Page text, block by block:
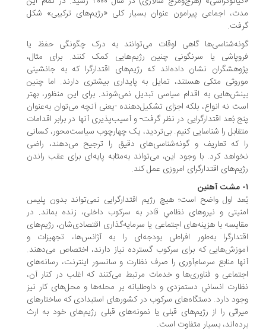
مدت، اجماعی پیرامون عنوان بسیار کلی «رژیم‌های ترکیبی» شکل
گرفت.
گونه‌شناسی‌ها گاهی اوقات می‌توانند به درک چگونگی حفظ یا
فروپاشی یا سرنگونی چنین رژیم‌هایی کمک کنند. برای مثال،
پژوهشگران نشان داده‌اند که رژیم‌های اقتدارگرا که به جانشینی
موروثی متکی هستند، تمایل به پایداری بیشتری دارند. اما چنین
بینش‌هایی به اقدام سیاسی تبدیل نمی‌شوند. برای این منظور، بهتر
است نه انواع، بلکه اجزای تشکیل‌دهنده -یعنی آنچه می‌توان به‌عنوان
پنج بُعد اقتدارگرایی در نظر گرفت- و آسیب‌پذیری آنها در برابر اقدامات
متقابل را شناسایی کنیم. بی‌تردید، یک چهارچوب سیاست‌محور، کسانی
را که تعاریف و گونه‌شناسی‌های دقیق را ترجیح می‌دهند، راضی
نخواهد کرد. با وجود این، می‌تواند به‌مثابه پایه‌ای برای عقب راندن
رژیم‌های اقتدارگرای امروزی عمل کند.
۱- مشت آهنین
بُعد اول واضح است؛ هیچ رژیم اقتدارگرایی نمی‌تواند بدون پلیس
امنیتی و نیروهای نظامیِ قادر به سرکوب داخلی، زنده بماند. در
مقایسه با هزینه‌های اجتماعی یا سرمایه‌گذاری اقتصادی‌شان، رژیم‌های
اقتدارگرا به‌طور افراطی بودجه‌ای را به آژانس‌ها، تجهیزات و
آموزش‌هایی که برای سرکوب گسترده نیاز دارند، اختصاص می‌دهند.
آنها منابع سرسام‌آوری را صرف نظارت و سانسور اینترنت، رسانه‌های
اجتماعی و فناوری‌ها و خدمات مرتبط می‌کنند که اغلب در کنار آن،
نظارت انسانیِ دستمزدی و داوطلبانه بر محله‌ها و محل‌های کار نیز
وجود دارد. دستگاه‌های سرکوب در کشورهای استبدادی که ساختارهای
میراثی را از رژیم‌های قبلی یا نمونه‌های قبلی رژیم‌های خود به ارث
برده‌اند، بسیار متفاوت است.